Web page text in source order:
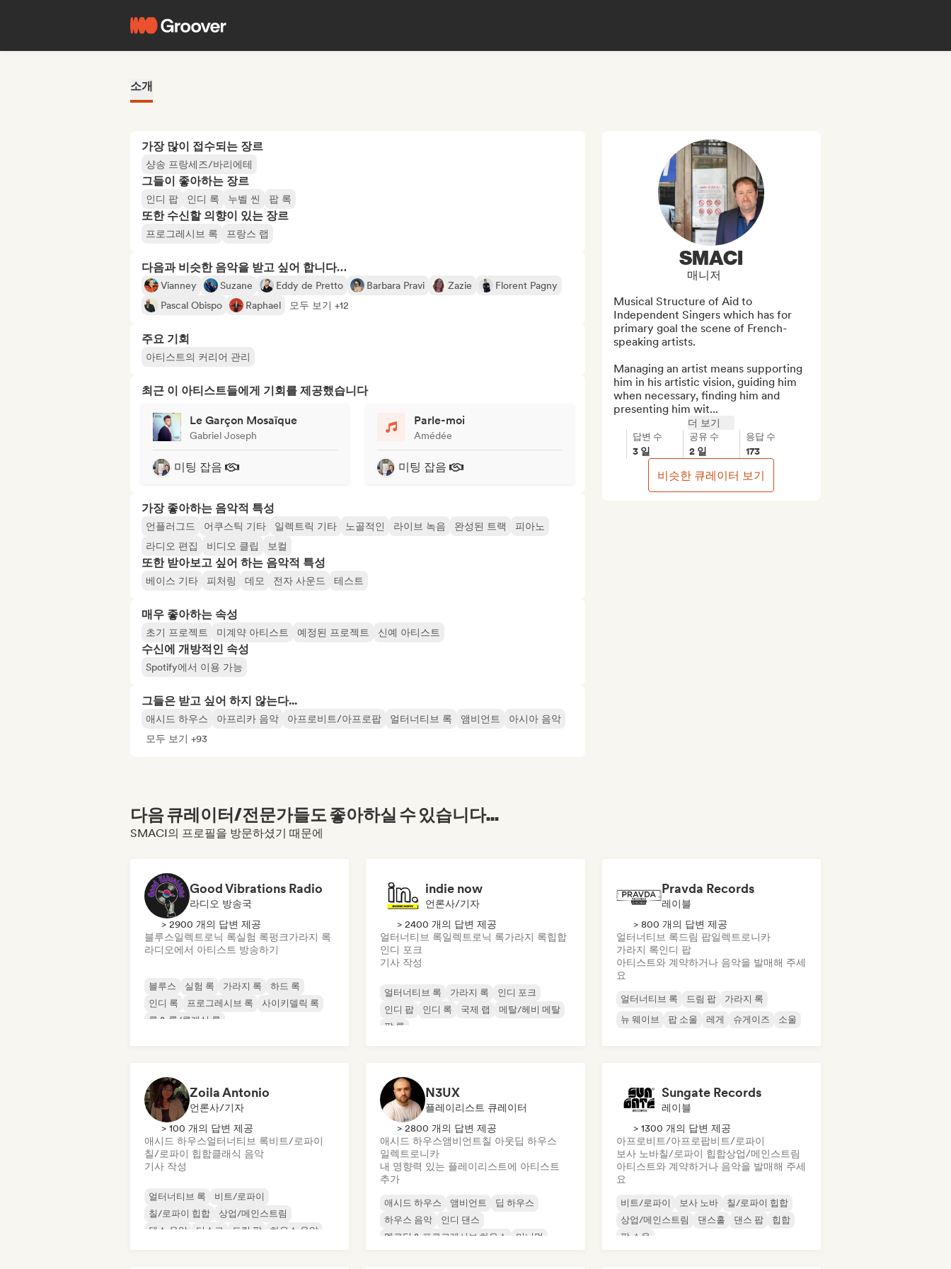
소개
가장 많이 접수되는 장르
샹송 프랑세즈/바리에테
그들이 좋아하는 장르
인디 팝 인디 록 누벨 씬 팝 록
또한 수신할 의향이 있는 장르
프로그레시브 록 프랑스 랩
다음과 비슷한 음악을 받고 싶어 합니다…
Vianney Suzane Eddy de Pretto Barbara Pravi Zazie
Florent Pagny
Pascal Obispo
Raphael 모두 보기 +12
주요 기회
아티스트의 커리어 관리
최근 이 아티스트들에게 기회를 제공했습니다
Le Garçon Mosaïque
Gabriel Joseph
미팅 잡음
Parle-moi
Amédée
미팅 잡음
가장 좋아하는 음악적 특성
언플러그드 어쿠스틱 기타 일렉트릭 기타 노골적인 라이브 녹음 완성된 트랙
피아노
라디오 편집
비디오 클립 보컬
또한 받아보고 싶어 하는 음악적 특성
베이스 기타 피처링 데모 전자 사운드 테스트
매우 좋아하는 속성
초기 프로젝트 미계약 아티스트 예정된 프로젝트 신예 아티스트
수신에 개방적인 속성
Spotify에서 이용 가능
그들은 받고 싶어 하지 않는다...
애시드 하우스 아프리카 음악 아프로비트/아프로팝 얼터너티브 록 앰비언트
아시아 음악
모두 보기 +93
SMACI
매니저
Musical Structure of Aid to
Independent Singers which has for
primary goal the scene of French-
speaking artists.
Managing an artist means supporting
him in his artistic vision, guiding him
when necessary, finding him and
presenting him wit...
더 보기
답변 수
3 일
공유 수
2 일
응답 수
173
비슷한 큐레이터 보기
다음 큐레이터/전문가들도 좋아하실 수 있습니다...
SMACI의 프로필을 방문하셨기 때문에
Good Vibrations Radio
라디오 방송국
> 2900 개의 답변 제공
블루스일렉트로닉 록실험 록펑크가라지 록
라디오에서 아티스트 방송하기
블루스 실험 록 가라지 록
하드 록
인디 록
프로그레시브 록
사이키델릭 록
록 & 롤/클래식 록
indie now
언론사/기자
> 2400 개의 답변 제공
얼터너티브 록일렉트로닉 록가라지 록힙합
인디 포크
기사 작성
얼터너티브 록 가라지 록
인디 포크
인디 팝
인디 록 국제 랩
메탈/헤비 메탈
팝 록
Pravda Records
레이블
> 800 개의 답변 제공
얼터너티브 록드림 팝일렉트로니카
가라지 록인디 팝
아티스트와 계약하거나 음악을 발매해 주세
요
얼터너티브 록 드림 팝
가라지 록
뉴 웨이브
팝 소울 레게 슈게이즈 소울
Zoila Antonio
언론사/기자
> 100 개의 답변 제공
애시드 하우스얼터너티브 록비트/로파이
칠/로파이 힙합클래식 음악
기사 작성
얼터너티브 록
비트/로파이
칠/로파이 힙합
상업/메인스트림
댄스 음악
디스코 드림 팝 하우스 음악
N3UX
플레이리스트 큐레이터
> 2800 개의 답변 제공
애시드 하우스앰비언트칠 아웃딥 하우스
일렉트로니카
내 영향력 있는 플레이리스트에 아티스트
추가
애시드 하우스 앰비언트
딥 하우스
하우스 음악
인디 댄스
멜로딕 & 프로그레시브 하우스
미니멀
Sungate Records
레이블
> 1300 개의 답변 제공
아프로비트/아프로팝비트/로파이
보사 노바칠/로파이 힙합상업/메인스트림
아티스트와 계약하거나 음악을 발매해 주세
요
비트/로파이 보사 노바
칠/로파이 힙합
상업/메인스트림
댄스홀 댄스 팝
힙합
팝 소울